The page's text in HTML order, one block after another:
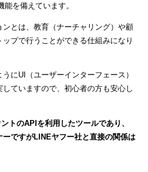
を備えています。
とは、教育（ナーチャリング）や顧
プで行うことができる仕組みになり
にUI（ユーザーインターフェース）
ていますので、初心者の方も安心し
トのAPIを利用したツールであり、
ーですがLINEヤフー社と直接の関係は